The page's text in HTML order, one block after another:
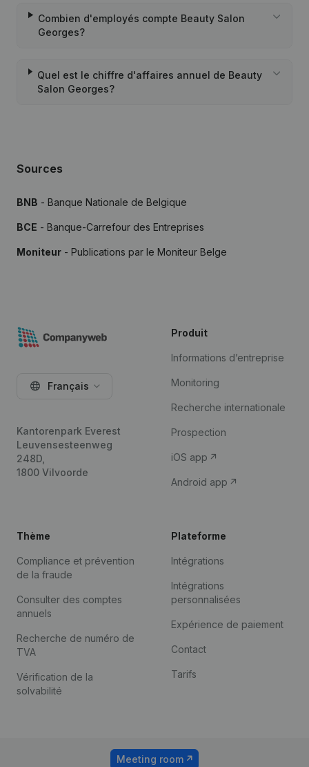
Combien d'employés compte Beauty Salon
Georges?
Quel est le chiffre d'affaires annuel de Beauty
Salon Georges?
Sources
BNB - Banque Nationale de Belgique
BCE - Banque-Carrefour des Entreprises
Moniteur - Publications par le Moniteur Belge
Français
Kantorenpark Everest
Leuvensesteenweg
248D,
1800 Vilvoorde
Produit
Informations d’entreprise
Monitoring
Recherche internationale
Prospection
iOS app
Android app
Thème
Compliance et prévention
de la fraude
Consulter des comptes
annuels
Recherche de numéro de
TVA
Vérification de la
solvabilité
Plateforme
Intégrations
Intégrations
personnalisées
Expérience de paiement
Contact
Tarifs
Meeting room